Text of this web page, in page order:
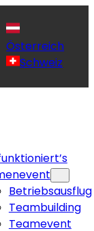
Österreich
Schweiz
Betriebsausflug
Teambuilding
Teamevent